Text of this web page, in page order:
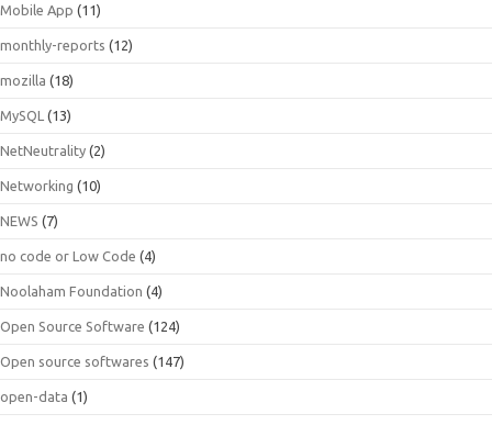
Mobile App (11)
monthly-reports (12)
mozilla (18)
MySQL (13)
NetNeutrality (2)
Networking (10)
NEWS (7)
no code or Low Code (4)
Noolaham Foundation (4)
Open Source Software (124)
Open source softwares (147)
open-data (1)